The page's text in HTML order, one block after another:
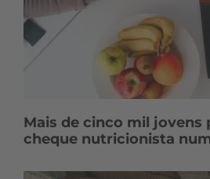
Mais de cinco mil jovens
cheque nutricionista